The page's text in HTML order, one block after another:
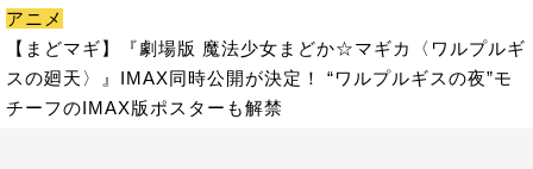
アニメ
【まどマギ】『劇場版 魔法少女まどか☆マギカ〈ワルプルギ
スの廻天〉』IMAX同時公開が決定！ “ワルプルギスの夜”モ
チーフのIMAX版ポスターも解禁